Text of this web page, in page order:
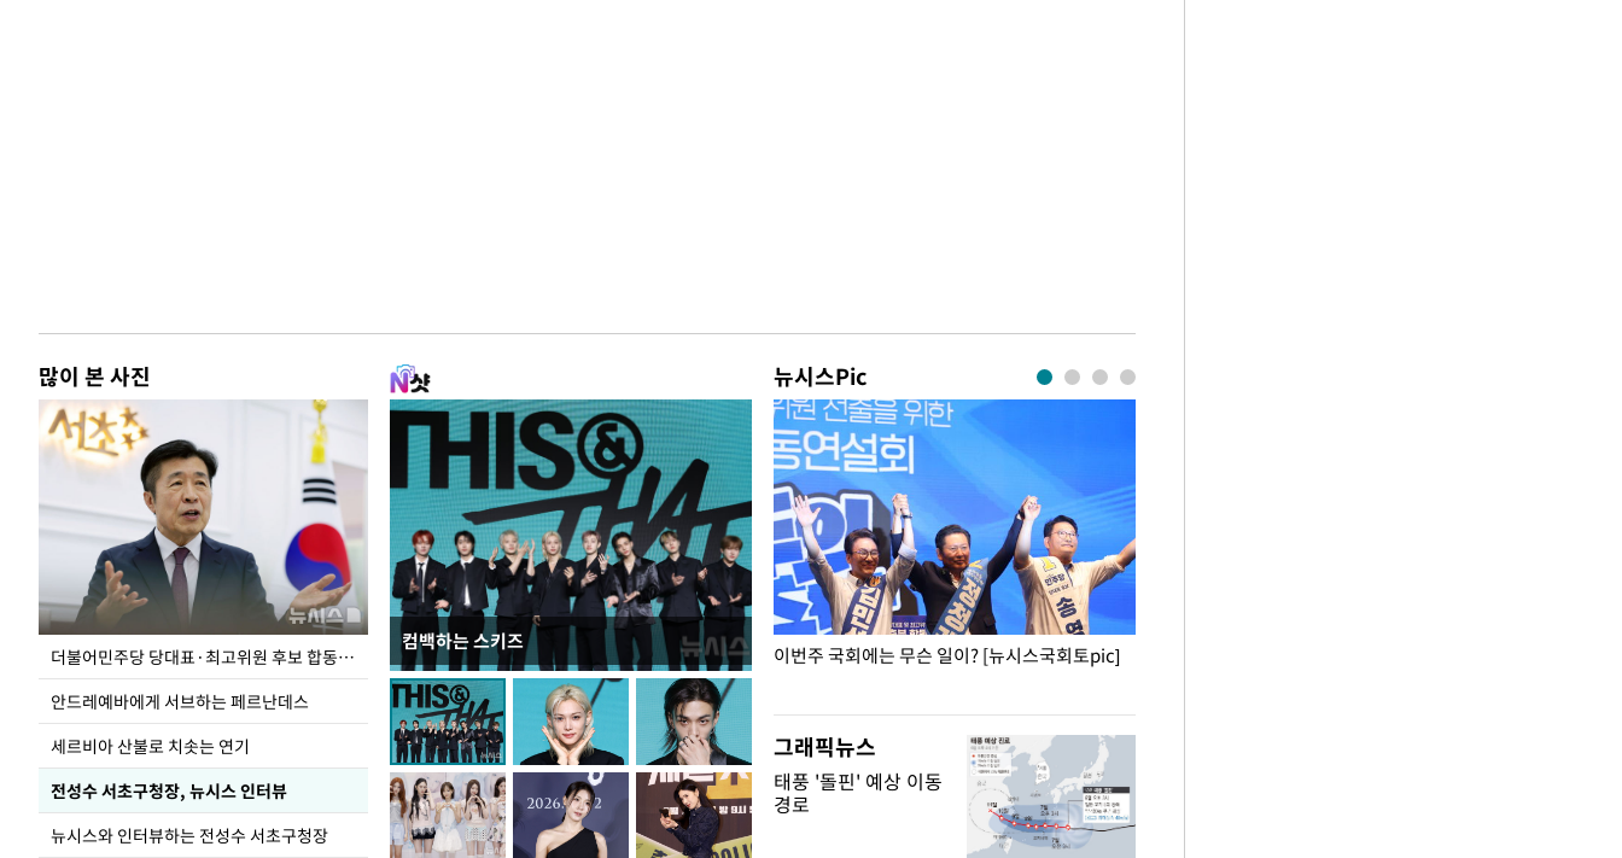
많이 본 사진
더불어민주당 당대표·최고위원 후보 합동연설회
안드레예바에게 서브하는 페르난데스
세르비아 산불로 치솟는 연기
전성수 서초구청장, 뉴시스 인터뷰
뉴시스와 인터뷰하는 전성수 서초구청장
컴백하는 스키즈
뉴시스Pic
이 대통령, 국가폭력 피해자에 위로·사과…"국가
가 책임지고 치유"
이번주 국회에는 무슨 일이? [뉴시스국회토pic]
그래픽뉴스
태풍 '돌핀' 예상 이동
경로